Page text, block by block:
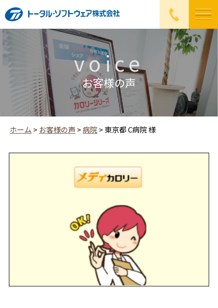
voice
お客様の声
ホーム > お客様の声 >病院> 東京都 C病院 様